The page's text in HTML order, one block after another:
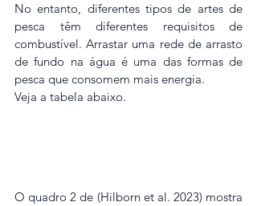
No entanto, diferentes tipos de artes de
pesca têm diferentes requisitos de
combustível. Arrastar uma rede de arrasto
de fundo na água é uma das formas de
pesca que consomem mais energia.
Veja a tabela abaixo.
O quadro 2 de (Hilborn et al. 2023) mostra